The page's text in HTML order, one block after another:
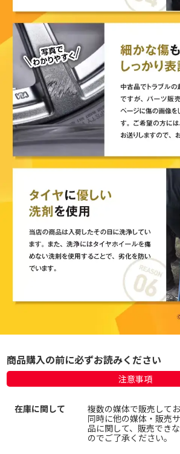
商品購入の前に必ずお読みください
注意事項
在庫に関して
複数の媒体で販売して
同時に他の媒体・販売
品に関して、販売でき
のでご了承ください。